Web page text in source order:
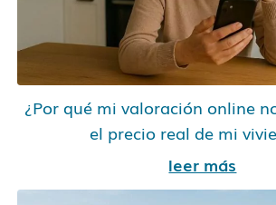
¿Por qué mi valoración online
el precio real de mi
leer más